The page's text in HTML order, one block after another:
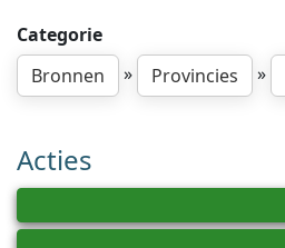
Categorie
Bronnen
» Provincies »
Acties